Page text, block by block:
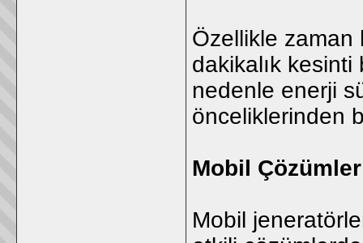
Özellikle zaman
dakikalık
nedenle enerji
önceliklerinden
Mobil
Mobil